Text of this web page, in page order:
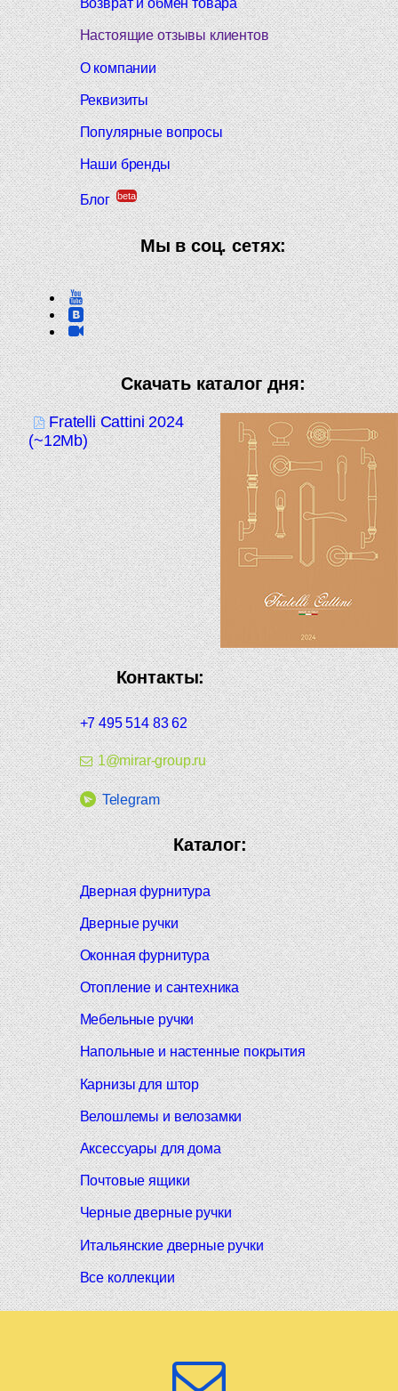
Возврат и обмен товара
Настоящие отзывы клиентов
О компании
Реквизиты
Популярные вопросы
Наши бренды
Блог beta
Мы в соц. сетях:
Скачать каталог дня:
Fratelli Cattini 2024
(~12Mb)
Контакты:
+7 495 514 83 62
1@mirar-group.ru
Telegram
Каталог:
Дверная фурнитура
Дверные ручки
Оконная фурнитура
Отопление и сантехника
Мебельные ручки
Напольные и настенные покрытия
Карнизы для штор
Велошлемы и велозамки
Аксессуары для дома
Почтовые ящики
Черные дверные ручки
Итальянские дверные ручки
Все коллекции